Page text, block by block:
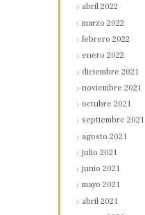
abril2022
marzo2022
febrero2022
enero2022
diciembre2021
noviembre2021
octubre2021
septiembre2021
agosto2021
julio2021
junio2021
mayo2021
abril2021